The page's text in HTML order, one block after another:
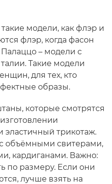
модели, как флэр и
флэр, когда фасон
– модели с
Такие модели
для тех, кто
образы.
которые смотрятся
эластичный трикотаж.
объёмными свитерами,
кардиганами. Важно:
по размеру. Если они
лучше взять на